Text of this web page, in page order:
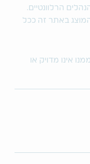
הרלוונטיים.
באתר זה ככל
אינו מדויק או